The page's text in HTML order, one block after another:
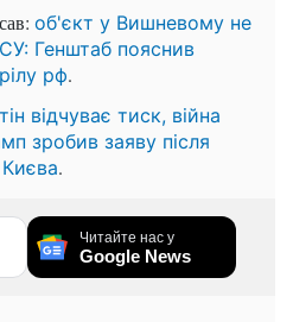
об'єкт у Вишневому не
Генштаб пояснив
рф.
відчуває тиск, війна
зробив заяву після
.
Читайте нас у
Google News